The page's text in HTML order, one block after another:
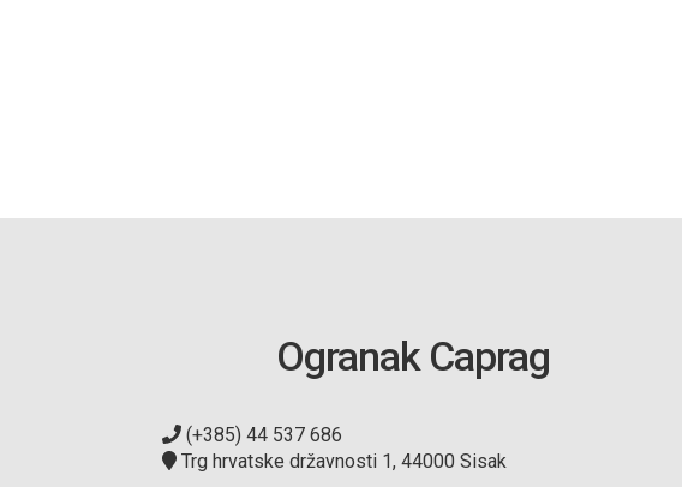
Ogranak Caprag
(+385) 44 537 686
Trg hrvatske državnosti 1, 44000 Sisak